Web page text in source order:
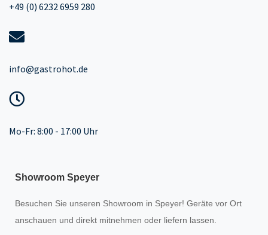
+49 (0) 6232 6959 280
info@gastrohot.de
Mo-Fr: 8:00 - 17:00 Uhr
Showroom Speyer
Besuchen Sie unseren Showroom in Speyer! Geräte vor Ort
anschauen und direkt mitnehmen oder liefern lassen.